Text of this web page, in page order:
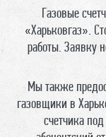
Газовые
«Харьковгаз».
работы. Заявку
Мы также
газовщики в
счетчика